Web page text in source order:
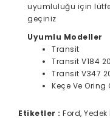
uyumluluğu için
geçiniz
Uyumlu Modeller
Transit
Transit V184
Transit V347
Keçe Ve Oring
Etiketler : Ford, Yedek